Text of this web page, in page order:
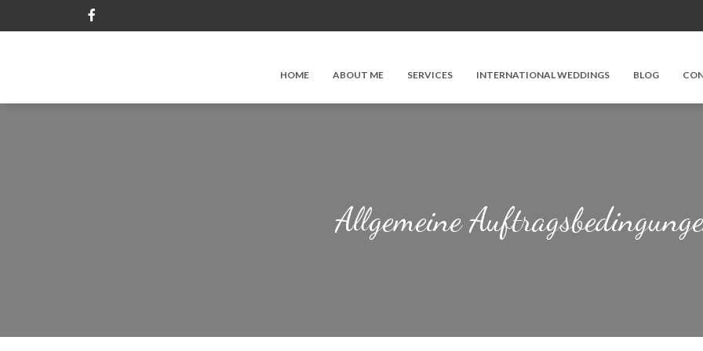
HOME ABOUT ME SERVICES INTERNATIONAL WEDDINGS BLOG
Allgemeine